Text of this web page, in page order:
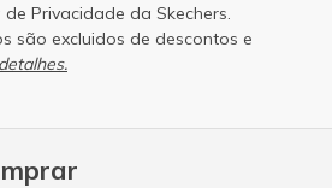
de Privacidade da Skechers.
são excluidos de descontos e